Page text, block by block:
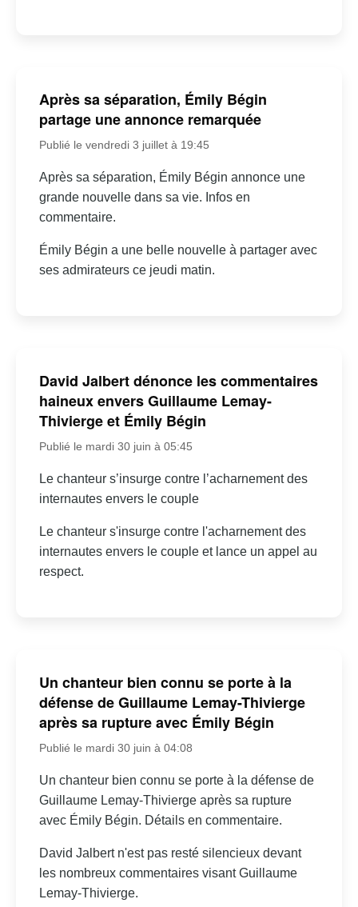
Après sa séparation, Émily Bégin
partage une annonce remarquée
Publié le vendredi 3 juillet à 19:45
Après sa séparation, Émily Bégin annonce une
grande nouvelle dans sa vie. Infos en
commentaire.
Émily Bégin a une belle nouvelle à partager avec
ses admirateurs ce jeudi matin.
David Jalbert dénonce les commentaires
haineux envers Guillaume Lemay-
Thivierge et Émily Bégin
Publié le mardi 30 juin à 05:45
Le chanteur s’insurge contre l’acharnement des
internautes envers le couple
Le chanteur s'insurge contre l'acharnement des
internautes envers le couple et lance un appel au
respect.
Un chanteur bien connu se porte à la
défense de Guillaume Lemay-Thivierge
après sa rupture avec Émily Bégin
Publié le mardi 30 juin à 04:08
Un chanteur bien connu se porte à la défense de
Guillaume Lemay-Thivierge après sa rupture
avec Émily Bégin. Détails en commentaire.
David Jalbert n'est pas resté silencieux devant
les nombreux commentaires visant Guillaume
Lemay-Thivierge.